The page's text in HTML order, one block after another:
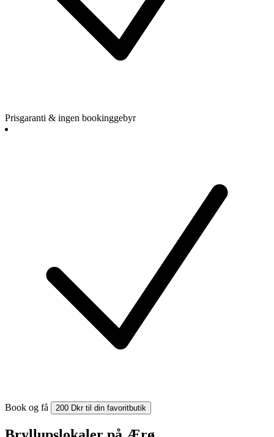
Prisgaranti & ingen bookinggebyr
Book og få 200 Dkr til din favoritbutik